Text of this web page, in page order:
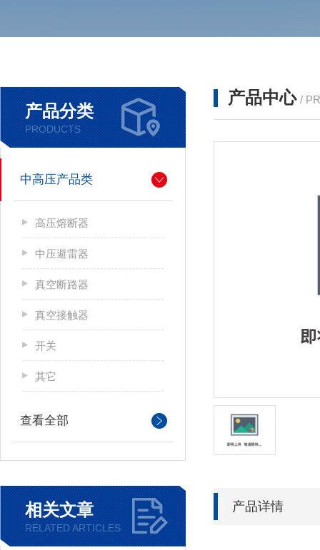
产品分类
PRODUCTS
中高压产品类
高压熔断器
中压避雷器
真空断路器
真空接触器
开关
其它
查看全部
相关文章
RELATED ARTICLES
产品中心 /
产品详情